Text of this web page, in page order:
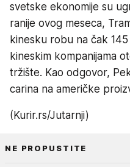
svetske ekonomije su
ranije ovog meseca,
kinesku robu na čak
kineskim kompanijama
tržište. Kao odgovor,
carina na američke
(Kurir.rs/Jutarnji)
NE PROPUSTITE